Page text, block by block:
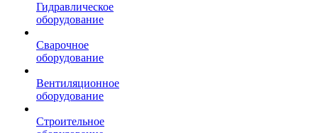
Гидравлическое
оборудование
Сварочное
оборудование
Вентиляционное
оборудование
Строительное